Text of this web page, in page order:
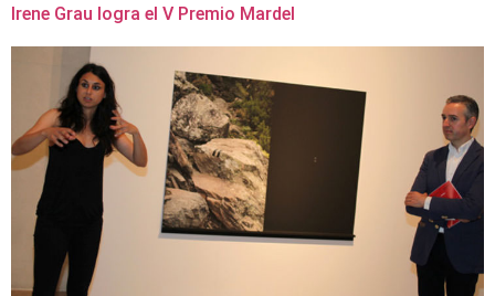
Irene Grau logra el V Premio Mardel